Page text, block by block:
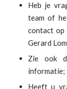
Heb je
team of
contact
Gerard
Zie ook
informatie;
Heeft u